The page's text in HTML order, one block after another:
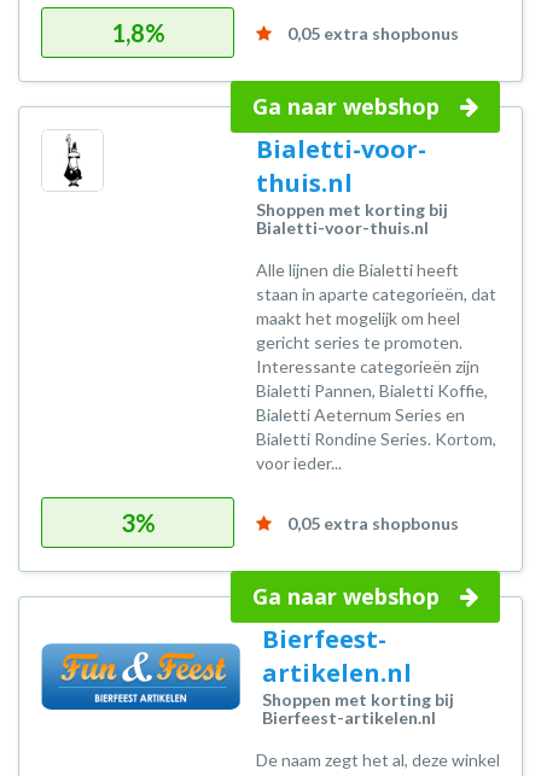
1,8% 0,05 extra shopbonus
Ga naar webshop
Bialetti-voor-
thuis.nl
Shoppen met korting bij
Bialetti-voor-thuis.nl
Alle lijnen die Bialetti heeft
staan in aparte categorieën, dat
maakt het mogelijk om heel
gericht series te promoten.
Interessante categorieën zijn
Bialetti Pannen, Bialetti Koffie,
Bialetti Aeternum Series en
Bialetti Rondine Series. Kortom,
voor ieder...
3% 0,05 extra shopbonus
Ga naar webshop
Bierfeest-
artikelen.nl
Shoppen met korting bij
Bierfeest-artikelen.nl
De naam zegt het al, deze winkel